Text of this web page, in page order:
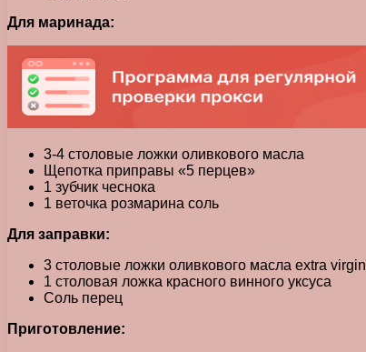
Для маринада:
3-4 столовые ложки оливкового масла
Щепотка приправы «5 перцев»
1 зубчик чеснока
1 веточка розмарина соль
Для заправки:
3 столовые ложки оливкового масла extra virgin
1 столовая ложка красного винного уксуса
Соль перец
Приготовление: